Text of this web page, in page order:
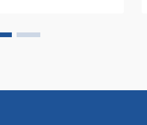
ini, dengan